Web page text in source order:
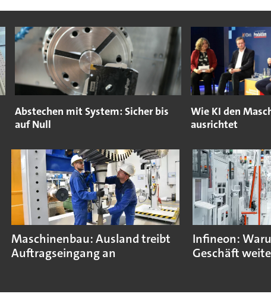
Abstechen mit System: Sicher bis
auf Null
Wie KI den
ausrichtet
Maschinenbau: Ausland treibt
Auftragseingang an
Infineon:
Geschäft